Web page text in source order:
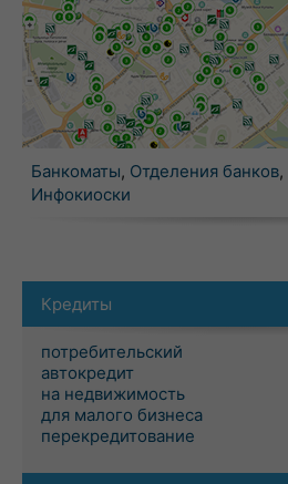
Банкоматы, Отделения банков,
Инфокиоски
Кредиты
потребительский
автокредит
на недвижимость
для малого бизнеса
перекредитование